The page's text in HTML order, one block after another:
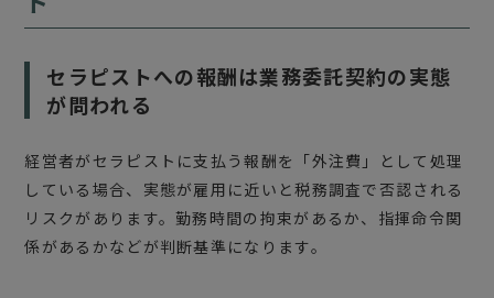
セラピストへの報酬は業務委託契約の実態
が問われる
経営者がセラピストに支払う報酬を「外注費」として処理
している場合、実態が雇用に近いと税務調査で否認される
リスクがあります。勤務時間の拘束があるか、指揮命令関
係があるかなどが判断基準になります。